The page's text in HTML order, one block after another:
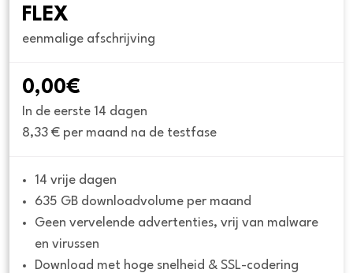
FLEX
eenmalige afschrijving
0,00€
In de eerste 14 dagen
8,33 € per maand na de testfase
14 vrije dagen
635 GB downloadvolume per maand
Geen vervelende advertenties, vrij van malware
en virussen
Download met hoge snelheid & SSL-codering